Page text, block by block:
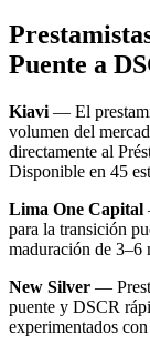
Puente a
Kiavi — El
volumen del
directamente al
Disponible en 45
Lima One Capital
para la transición
maduración de 3–6
New Silver —
puente y DSCR
experimentados